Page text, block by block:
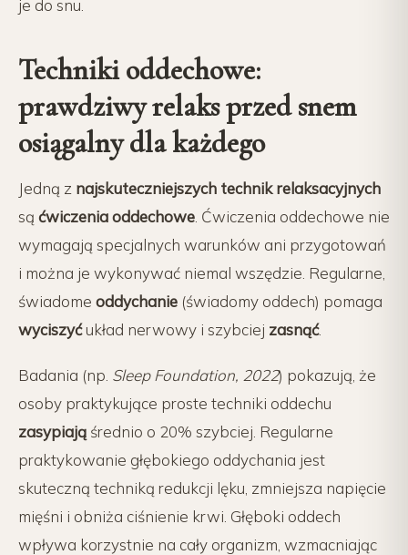
je do snu.
Techniki oddechowe:
prawdziwy relaks przed snem
osiągalny dla każdego
Jedną z najskuteczniejszych technik relaksacyjnych
są ćwiczenia oddechowe . Ćwiczenia oddechowe nie
wymagają specjalnych warunków ani przygotowań
i można je wykonywać niemal wszędzie. Regularne,
świadome oddychanie (świadomy oddech) pomaga
wyciszyćukład nerwowy i szybciej zasnąć.
Badania (np. Sleep Foundation, 2022) pokazują, że
osoby praktykujące proste techniki oddechu
zasypiają średnio o 20% szybciej. Regularne
praktykowanie głębokiego oddychania jest
skuteczną techniką redukcji lęku, zmniejsza napięcie
mięśni i obniża ciśnienie krwi. Głęboki oddech
wpływa korzystnie na cały organizm, wzmacniając